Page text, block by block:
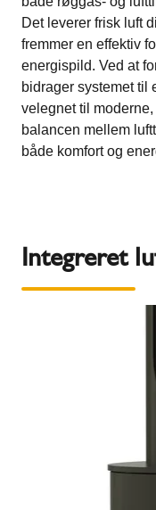
Det leverer frisk luft
fremmer en effektiv
energispild. Ved at
bidrager systemet
velegnet til
balancen mellem
både komfort og
Integreret